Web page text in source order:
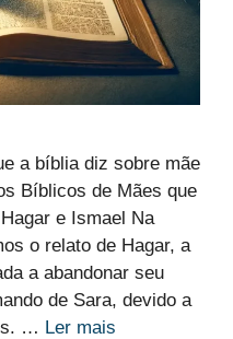
a bíblia diz sobre mãe
Bíblicos de Mães que
e Ismael Na
o relato de Hagar, a
a abandonar seu
de Sara, devido a
… Ler mais